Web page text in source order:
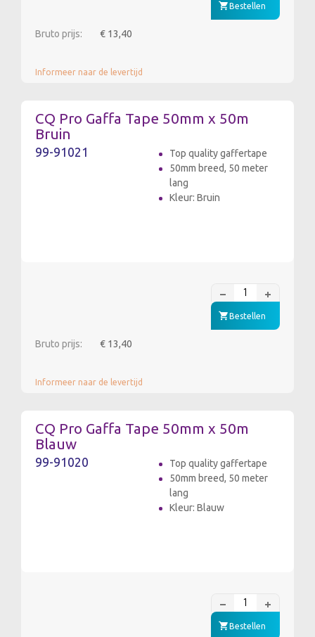
Bestellen
Bruto prijs: € 13,40
Informeer naar de levertijd
CQ Pro Gaffa Tape 50mm x 50m
Bruin
99-91021
Top quality gaffertape
50mm breed, 50 meter
lang
Kleur: Bruin
Bestellen
Bruto prijs: € 13,40
Informeer naar de levertijd
CQ Pro Gaffa Tape 50mm x 50m
Blauw
99-91020
Top quality gaffertape
50mm breed, 50 meter
lang
Kleur: Blauw
Bestellen